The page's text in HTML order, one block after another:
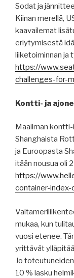
Sodat ja
Kiinan merellä,
kaavailemat
eriytymisestä
liiketoiminnan ja
https://
challenges-for-
Kontti- ja
Maailman
Shanghaista
ja Euroopasta
itään nousua oli
https://
container-
mukaa, kun
vuosi etenee.
yrittävät
Jo
10 % lasku